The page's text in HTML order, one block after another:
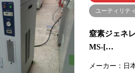
ユーティリテ
窒素ジェネ
MS-[…
メーカー：日